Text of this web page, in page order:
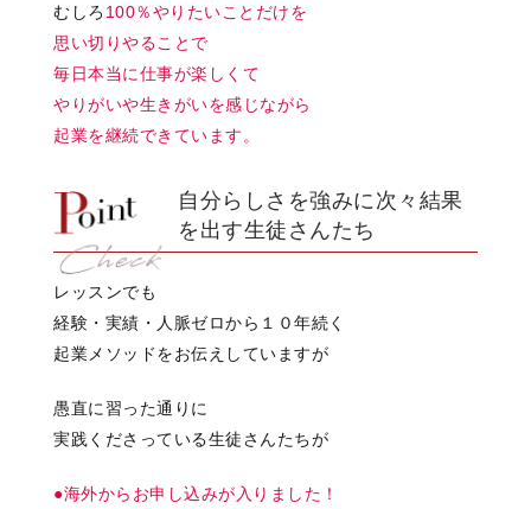
むしろ 100％やりたいことだけを
思い切りやることで
毎日本当に仕事が楽しくて
やりがいや生きがいを感じながら
起業を継続できています。
自分らしさを強みに次々結果
を出す生徒さんたち
レッスンでも
経験・実績・人脈ゼロから１０年続く
起業メソッドをお伝えしていますが
愚直に習った通りに
実践くださっている生徒さんたちが
●海外からお申し込みが入りました！